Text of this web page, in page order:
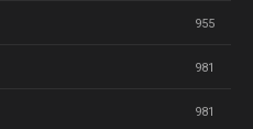
955
981
981